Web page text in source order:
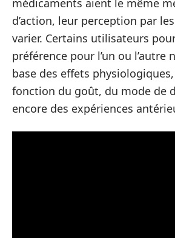
médicaments aient le même
d’action, leur perception par
varier. Certains utilisateurs
préférence pour l’un ou l’autre
base des effets
fonction du goût, du mode de
encore des expériences